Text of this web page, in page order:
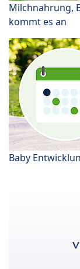
Milchnahrung,
kommt es an
Baby